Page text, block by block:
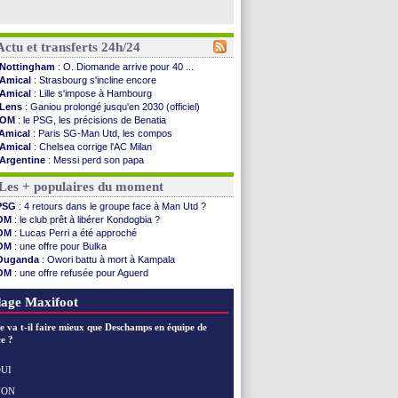
et transferts 24h/24
Nottingham : O. Diomande arrive pour 40 ...
Amical : Strasbourg s'incline encore
Amical : Lille s'impose à Hambourg
Lens : Ganiou prolongé jusqu'en 2030 (officiel)
OM : le PSG, les précisions de Benatia
: Paris SG-Man Utd, les compos
Amical : Chelsea corrige l'AC Milan
Argentine : Messi perd son papa
Amical: l'Inter s'offre la Juventus
Atletico: Almada rejoint River Plate (off.)
Monaco: Camara a la cote en Angleterre
Amical : encore une défaite pour Strasbourg
OM : la piste Goore en attaque
PSG: ça négocie avec le Barça pour Torres
Amical: Rennes s'incline contre Brentford
Arsenal: c'est signé pour Guimaraes (officiel)
Amical: Le Mans concède un nul
Amical: Toulouse s'incline lourdement
Newcastle: Guimarães, le club se défend
PSG
+ populaires du moment
: 4 retours dans le groupe face à Man Utd ?
: le club prêt à libérer Kondogbia ?
: Lucas Perri a été approché
: une offre pour Bulka
: Owori battu à mort à Kampala
: une offre refusée pour Aguerd
: B. Genesio - "ce n'est pas idéal"
Maxifoot
va t-il faire mieux que Deschamps en équipe de
?